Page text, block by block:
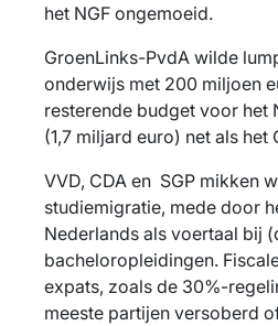
het NGF ongemoeid.
GroenLinks-PvdA wilde
onderwijs met 200 miljoen
resterende budget voor het
(1,7 miljard euro) net als
VVD, CDA en SGP mikken
studiemigratie, mede door
Nederlands als voertaal bij
bacheloropleidingen.
expats, zoals de 30%-
meeste partijen versoberd